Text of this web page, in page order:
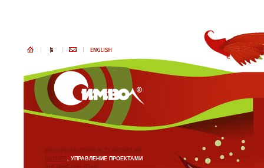
ИНФОРМАЦИОННЫЕ ТЕХНОЛОГИИ
БИЗНЕС, УПРАВЛЕНИЕ ПРОЕКТАМИ
АНГЛИЙСКИЙ ЯЗЫК